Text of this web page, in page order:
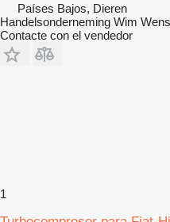
Países Bajos, Dieren
Handelsonderneming Wim
Contacte con el vendedor
1